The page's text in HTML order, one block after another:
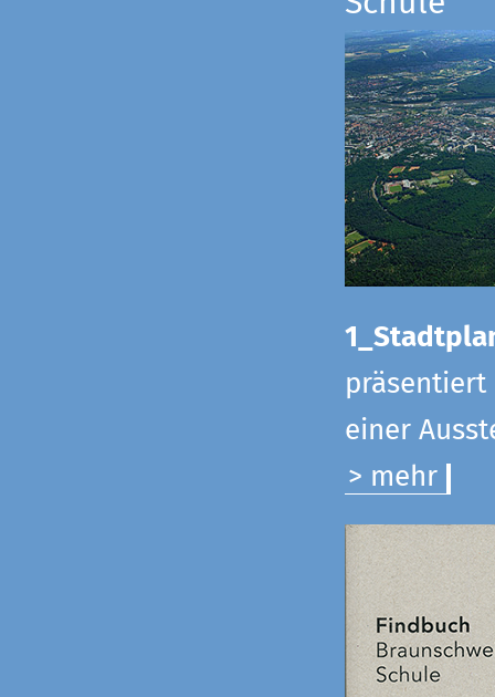
präsentiert
einer
> mehr